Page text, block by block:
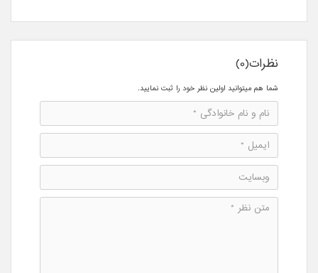
نظرات(0)
شما هم میتوانید اولین نظر خود را ثبت نمایید.